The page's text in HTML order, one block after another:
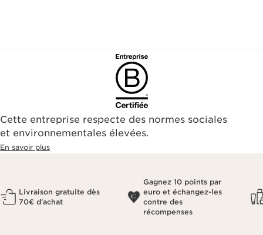
Cette entreprise respecte des normes sociales
et environnementales élevées.
En savoir plus
Livraison gratuite dès
70€ d'achat
Gagnez 10 points par
euro et échangez-les
contre des
récompenses